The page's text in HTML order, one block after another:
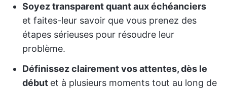
Soyez transparent quant aux échéanciers
et faites-leur savoir que vous prenez des
étapes sérieuses pour résoudre leur
problème.
Définissez clairement vos attentes, dès le
début et à plusieurs moments tout au long de